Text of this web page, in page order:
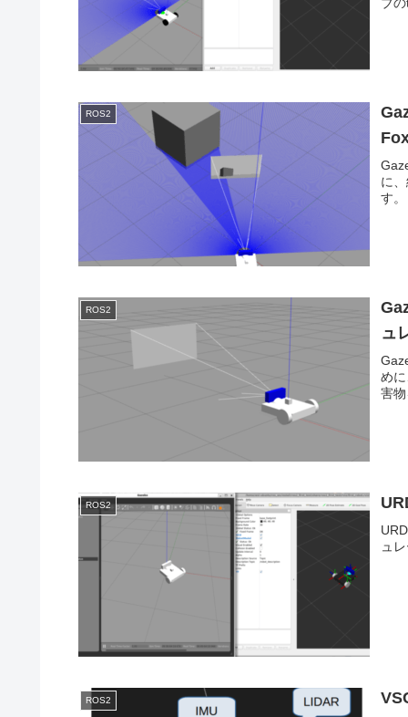
ROS2
に
す。
ROS2
ュ
め
害
ROS2
ュ
ROS2